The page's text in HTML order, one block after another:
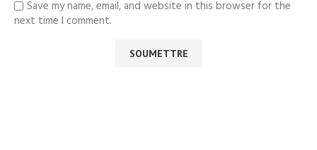
Save my name, email, and website in this browser for the
next time I comment.